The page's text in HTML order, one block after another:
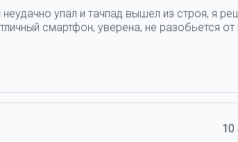
упал и тачпад вышел из строя, я
смартфон, уверена, не разобьется от
10